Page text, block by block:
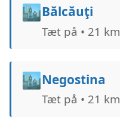
🏙️Bălcăuţi
Tæt på • 21 km
🏙️Negostina
Tæt på • 21 km